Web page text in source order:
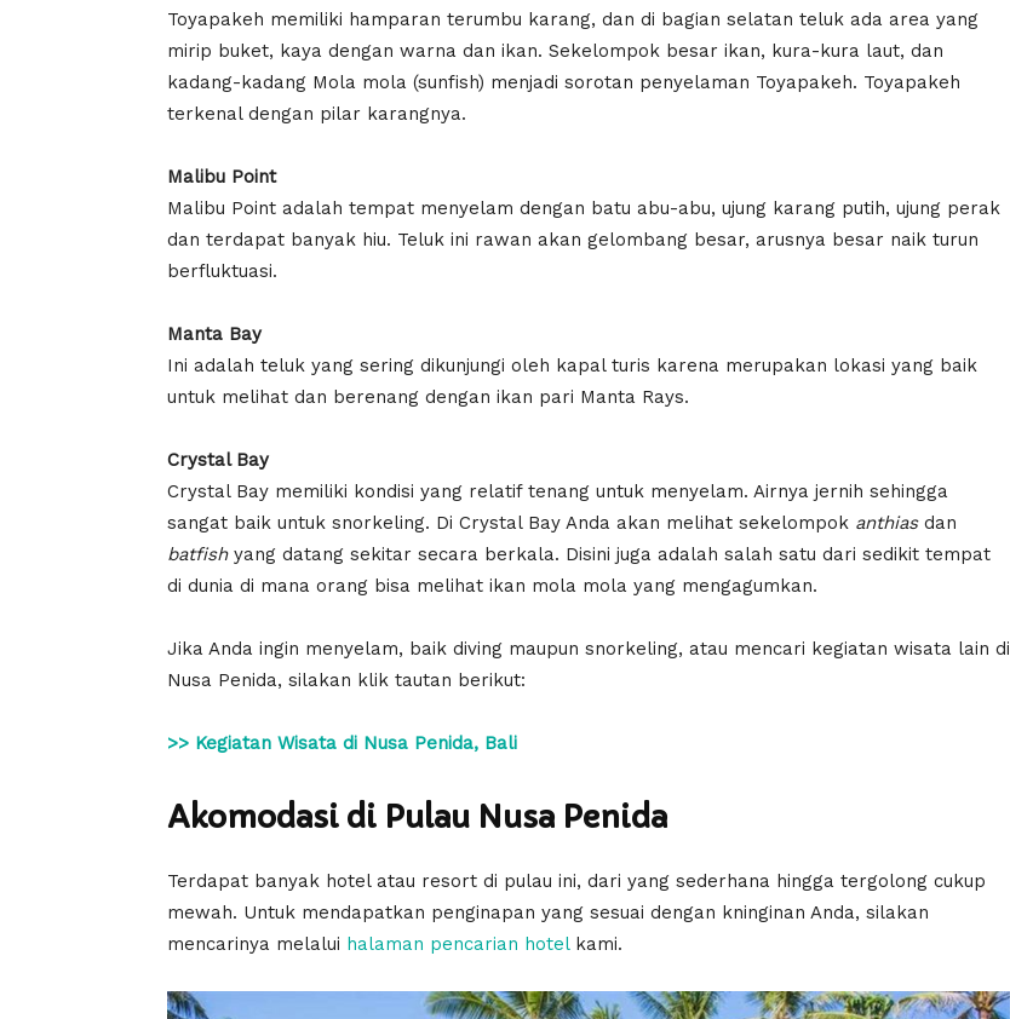
Toyapakeh memiliki hamparan terumbu karang, dan di bagian selatan teluk ada area yang
mirip buket, kaya dengan warna dan ikan. Sekelompok besar ikan, kura-kura laut, dan
kadang-kadang Mola mola (sunfish) menjadi sorotan penyelaman Toyapakeh. Toyapakeh
terkenal dengan pilar karangnya.
Malibu Point
Malibu Point adalah tempat menyelam dengan batu abu-abu, ujung karang putih, ujung perak
dan terdapat banyak hiu. Teluk ini rawan akan gelombang besar, arusnya besar naik turun
berfluktuasi.
Manta Bay
Ini adalah teluk yang sering dikunjungi oleh kapal turis karena merupakan lokasi yang baik
untuk melihat dan berenang dengan ikan pari Manta Rays.
Crystal Bay
Crystal Bay memiliki kondisi yang relatif tenang untuk menyelam. Airnya jernih sehingga
sangat baik untuk snorkeling. Di Crystal Bay Anda akan melihat sekelompok anthiasdan
batfishyang datang sekitar secara berkala. Disini juga adalah salah satu dari sedikit tempat
di dunia di mana orang bisa melihat ikan mola mola yang mengagumkan.
Jika Anda ingin menyelam, baik diving maupun snorkeling, atau mencari kegiatan wisata lain di
Nusa Penida, silakan klik tautan berikut:
>> Kegiatan Wisata di Nusa Penida, Bali
Akomodasi di Pulau Nusa Penida
Terdapat banyak hotel atau resort di pulau ini, dari yang sederhana hingga tergolong cukup
mewah. Untuk mendapatkan penginapan yang sesuai dengan kninginan Anda, silakan
mencarinya melalui halaman pencarian hotelkami.